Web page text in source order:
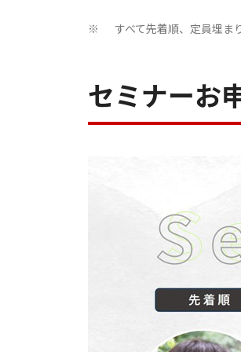
※ すべて先着順、定員埋ま
セミナーお